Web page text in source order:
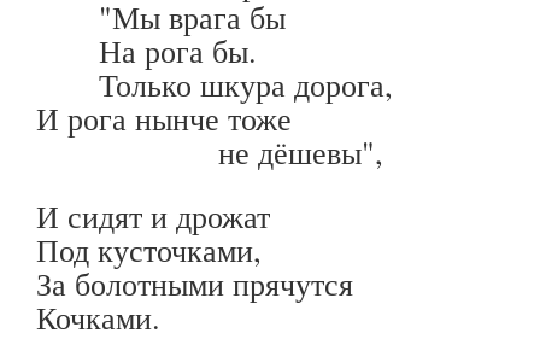
"Мы врага бы
На рога бы.
Только шкура дорога,
И рога нынче тоже
не дёшевы",
И сидят и дрожат
Под кусточками,
За болотными прячутся
Кочками.